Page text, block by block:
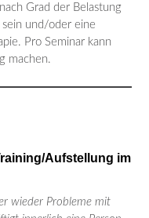
Grad der Belastung
und/oder eine
Pro Seminar kann
machen.
Aufstellung im
wieder Probleme mit